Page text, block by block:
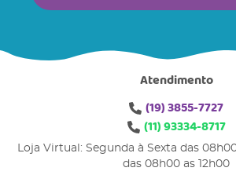
Atendimento
(19)3855-7727
(11)93334-8717
Loja Virtual: Segunda à Sexta das
das 08h00 as 12h00